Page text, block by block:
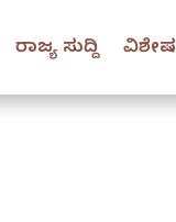
ರಾಜ್ಯ ಸುದ್ದಿ ವಿಶೇಷ